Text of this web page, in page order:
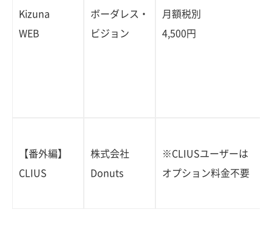
Kizuna
WEB
ボーダレス・
ビジョン
月額税別
4,500円
【番外編】
CLIUS
株式会社
Donuts
※CLIUSユーザーは
オプション料金不要